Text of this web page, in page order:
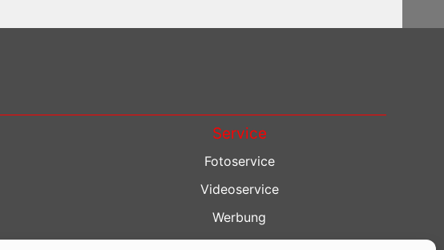
Service
Fotoservice
Videoservice
Werbung